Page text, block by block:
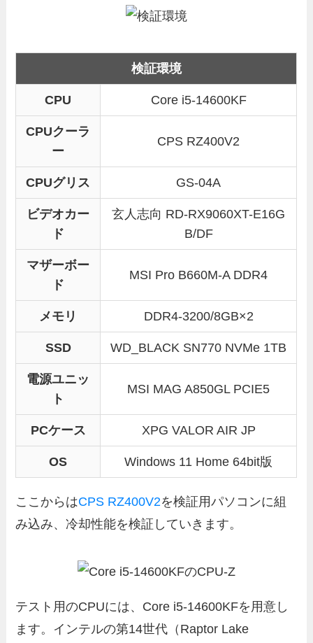
検証環境
CPU Core i5-14600KF
CPUクーラ
ー
CPS RZ400V2
CPUグリス GS-04A
ビデオカー
ド
玄人志向 RD-RX9060XT-E16G
B/DF
マザーボー
ド
MSI Pro B660M-A DDR4
メモリ DDR4-3200/8GB×2
SSD WD_BLACK SN770 NVMe 1TB
電源ユニッ
ト
MSI MAG A850GL PCIE5
PCケース XPG VALOR AIR JP
OS Windows 11 Home 64bit版
ここからはCPS RZ400V2を検証用パソコンに組
み込み、冷却性能を検証していきます。
テスト用のCPUには、Core i5-14600KFを用意し
ます。インテルの第14世代（Raptor Lake